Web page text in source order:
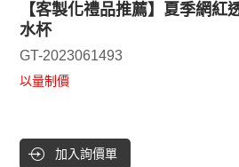
【客製化禮品推薦】夏季網紅
水杯
GT-2023061493
以量制價
加入詢價單